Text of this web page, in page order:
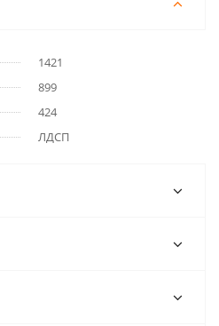
1421
899
424
ЛДСП